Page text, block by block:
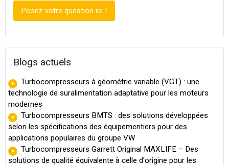
Posez votre question ici !
Blogs actuels
Turbocompresseurs à géométrie variable (VGT) : une
technologie de suralimentation adaptative pour les moteurs
modernes
Turbocompresseurs BMTS : des solutions développées
selon les spécifications des équipementiers pour des
applications populaires du groupe VW
Turbocompresseurs Garrett Original MAXLIFE – Des
solutions de qualité équivalente à celle d'origine pour les